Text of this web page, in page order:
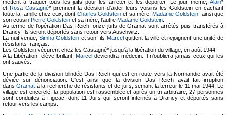
mettent à traquer tous les juifs pour les arrêter et les déporter. Le jour même, Alain*
et Rosa Castagné* prennent la décision d'aider leurs voisins les Goldstein en cachant
toute la famille chez eux, dont Charles Goldstein et sa mère,Madame Goldstein , ainsi que
son cousin Pierre Goldstein et sa mère, l'autre Madame Goldstein
Au terme de l'opération Das Reich, onze juifs de Gramat sont arrêtés puis transférés à
Drancy. Ils seront déportés sans retour vers Auschwitz.
La nuit venue, Simha Goldstein et son fils Marcelquittent la ville et rejoignent une unité de
résistants français.
Les Goldstein vécurent chez les Castagné* jusqu'à la libération du village, en août 1944.
A la Libération, élève brillant,Marcel deviendra médecin. Il n’oubliera jamais ceux qui les
ont sauvés.
Une partie de la division blindée Das Reich qui est en route vers la Normandie avait été
déviée sur dénonciation. C'est ainsi que la division Das Reich avait fait irruption
dansGramat à la recherche de résistants et de juifs, semant la terreur le 11 mai 1944. Le
village est encerclé, la population est rassemblée et après un tri arbitraire, 27 personnes
sont conduites à Figeac, dont 11 Juifs qui seront internés à Drancy et déportés sans
retour vers les camps.